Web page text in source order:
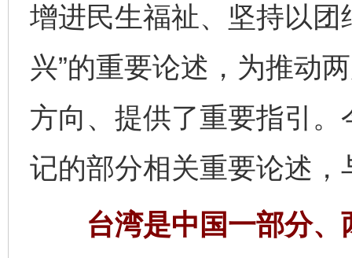
增进民生福祉、坚持以
兴”的重要论述，为推动
方向、提供了重要指引
记的部分相关重要论述
台湾是中国一部分、